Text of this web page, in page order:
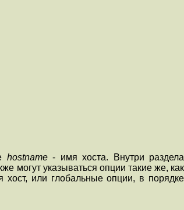
hostname- имя хоста. Внутри раздела
могут указываться опции такие же, как
хост, или глобальные опции, в порядке